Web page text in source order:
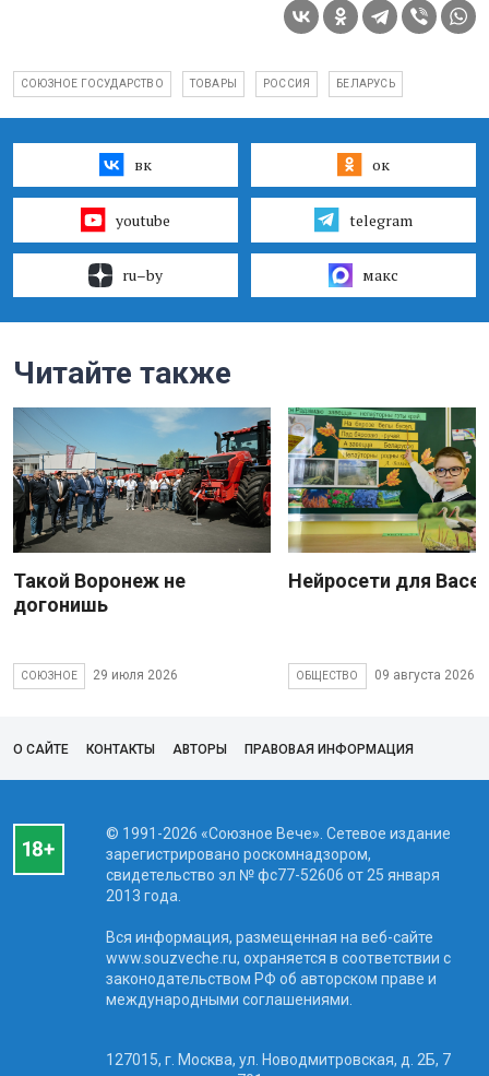
СОЮЗНОЕ ГОСУДАРСТВО ТОВАРЫ РОССИЯ БЕЛАРУСЬ
вк ок
youtube telegram
ru–by макс
Читайте также
Такой Воронеж не
догонишь
СОЮЗНОЕ 29 июля 2026
Нейросети для
ОБЩЕСТВО 09 августа 2026
О САЙТЕ КОНТАКТЫ АВТОРЫ ПРАВОВАЯ ИНФОРМАЦИЯ
© 1991-2026 «Союзное Вече». Сетевое издание
зарегистрировано роскомнадзором,
свидетельство эл № фc77-52606 от 25 января
2013 года.
Вся информация, размещенная на веб-сайте
www.souzveche.ru, охраняется в соответствии с
законодательством РФ об авторском праве и
международными соглашениями.
127015, г. Москва, ул. Новодмитровская, д. 2Б, 7